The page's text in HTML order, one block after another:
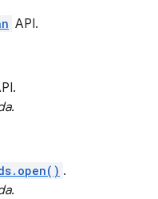
API.
.